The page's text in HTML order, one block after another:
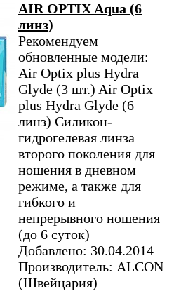
AIR OPTIX Aqua (6
линз)
Рекомендуем
обновленные модели:
Air Optix plus Hydra
Glyde (3 шт.) Air Optix
plus Hydra Glyde (6
линз) Силикон-
гидрогелевая линза
второго поколения для
ношения в дневном
режиме, а также для
гибкого и
непрерывного ношения
(до 6 суток)
Добавлено: 30.04.2014
Производитель: ALCON
(Швейцария)